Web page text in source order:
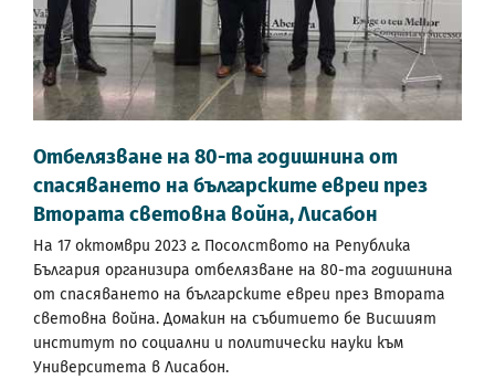
Oтбелязване на 80-та годишнина от
спасяването на българските евреи през
Втората световна война, Лисабон
На 17 октомври 2023 г. Посолството на Република
България организира отбелязване на 80-та годишнина
от спасяването на българските евреи през Втората
световна война. Домакин на събитието бе Висшият
институт по социални и политически науки към
Университета в Лисабон.